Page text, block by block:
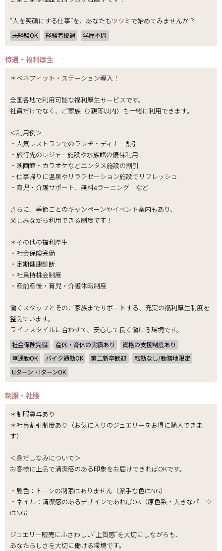
“人を笑顔にする仕事”を、あなたもツツミで始めてみませんか？
未経験OK 経験者優遇 学歴不問
待遇・福利厚生
＊ベネフィット・ステーション導入！
全国各地で利用可能な福利厚生サービスです。
社員だけでなく、ご家族（2親等以内）も一緒に利用できます。
＜利用例＞
・人気レストランでのランチ・ディナー割引
・旅行先のレジャー施設や水族館の優待利用
・映画館・カラオケなどエンタメ施設の割引
・仕事帰りに温泉やリラクゼーション施設でリフレッシュ
・育児・介護サポート、無料eラーニング など
さらに、季節ごとのキャンペーンやイベント案内もあり、
楽しみながら利用できる制度です！
＊その他の福利厚生
・社会保険完備
・定期健康診断
・社員持株会制度
・産前産後・育児・介護休暇制度
働くスタッフとそのご家族までサポートする、充実の福利厚生制度を
整えています。
ライフスタイルに合わせて、安心して長く働ける環境です。
社会保険完備 産休・育休の実績あり
資格の支援制度あり
車通勤OK
バイク通勤OK 第二新卒歓迎
転勤なし/勤務地限定
Uターン・IターンOK
制服・社販
＊制服貸与あり
＊社員割引制度あり（お気に入りのジュエリーをお得に購入できま
す）
＜身だしなみについて＞
お客様に上品で清潔感のある印象をお届けできればOKです。
・髪色：トーンの制限はありません（派手な色はNG）
・ネイル：清潔感のあるデザインであればOK（原色系・大きなパーツ
はNG）
ジュエリー販売にふさわしい“上質感”を大切にしながらも、
あなたらしさを大切に働ける環境です。